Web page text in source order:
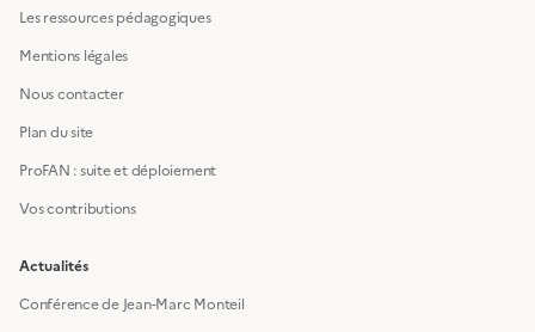
Les ressources pédagogiques
Mentions légales
Nous contacter
Plan du site
ProFAN : suite et déploiement
Vos contributions
Actualités
Conférence de Jean-Marc Monteil